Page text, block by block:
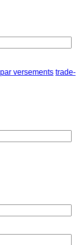
par versements trade-